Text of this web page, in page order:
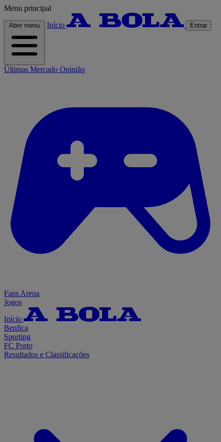
Menu principal
Abrir menu Início Entrar
Últimas Mercado Opinião
Fans Arena
Jogos
Início
Benfica
Sporting
FC Porto
Resultados e Classificações